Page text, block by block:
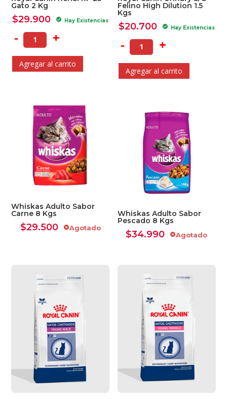
Gato 2 Kg
$29.900 check_circle Hay Existencias
- +
Agregar al carrito
Felino High Dilution 1.5
Kgs
$20.700 check_circle Hay Existencias
- +
Agregar al carrito
Whiskas Adulto Sabor
Carne 8 Kgs
$29.500 cancelAgotado
Whiskas Adulto Sabor
Pescado 8 Kgs
$34.990 cancelAgotado